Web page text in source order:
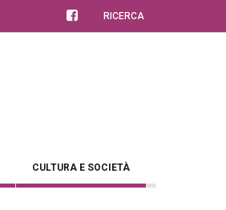
RICERCA
CULTURA E SOCIETÀ